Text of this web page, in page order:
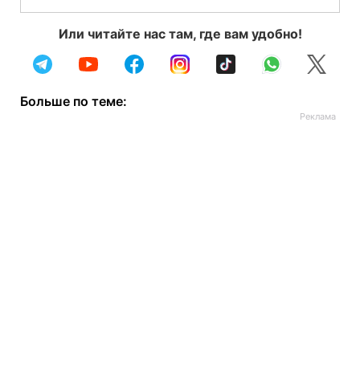
Или читайте нас там, где вам удобно!
Больше по теме: